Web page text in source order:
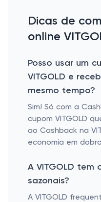
Dicas de
online
Posso usar um
VITGOLD e
mesmo tempo?
Sim! Só com a
cupom VITGOLD
ao Cashback na
economia em
A VITGOLD tem
sazonais?
A VITGOLD